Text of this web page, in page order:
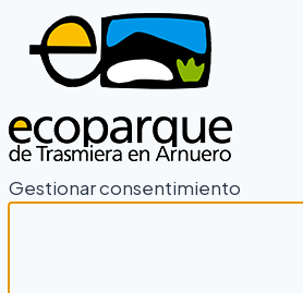
Gestionar consentimiento